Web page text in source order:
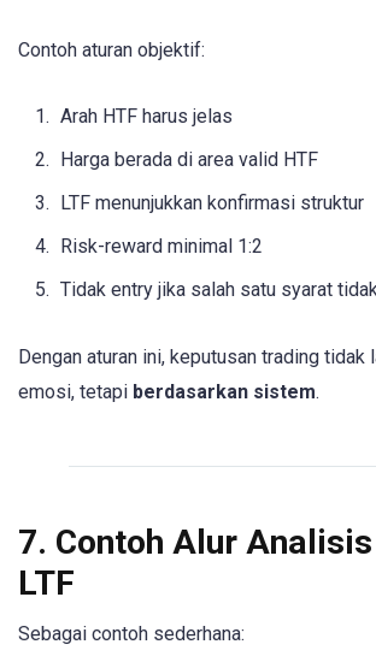
Contoh aturan objektif:
Arah HTF harus jelas
Harga berada di area valid HTF
LTF menunjukkan konfirmasi struktur
Risk-reward minimal 1:2
Tidak entry jika salah satu syarat
Dengan aturan ini, keputusan trading tidak
emosi, tetapi berdasarkan sistem.
7. Contoh Alur
LTF
Sebagai contoh sederhana: